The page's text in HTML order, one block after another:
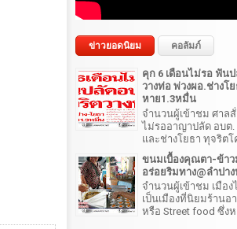
ข่าวยอดนิยม คอลัมภ์
คุก 6 เดือนไม่รอ ฟัน
วางท่อ พ่วงผอ.ช่างโย
หาย1.3หมื่น
จำนวนผู้เข้าชม ศาล
ไม่รออาญาปลัด อบต.
และช่างโยธา ทุจริตโ
ขนมเบื้องคุณตา-ข้าว
อร่อยริมทาง@ลำปาง
จำนวนผู้เข้าชม เมือ
เป็นเมืองที่นิยมร้านอ
หรือ Street food ซึ่ง